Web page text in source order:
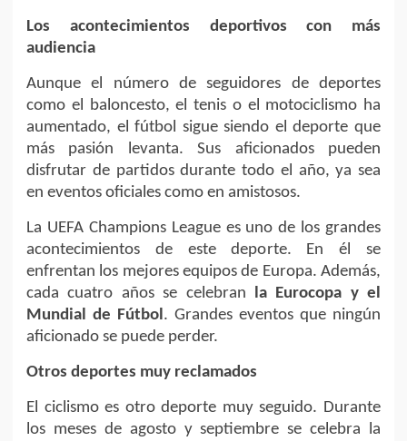
Los acontecimientos deportivos con más
audiencia
Aunque el número de seguidores de deportes
como el baloncesto, el tenis o el motociclismo ha
aumentado, el fútbol sigue siendo el deporte que
más pasión levanta. Sus aficionados pueden
disfrutar de partidos durante todo el año, ya sea
en eventos oficiales como en amistosos.
La UEFA Champions League es uno de los grandes
acontecimientos de este deporte. En él se
enfrentan los mejores equipos de Europa. Además,
cada cuatro años se celebran la Eurocopa y el
Mundial de Fútbol. Grandes eventos que ningún
aficionado se puede perder.
Otros deportes muy reclamados
El ciclismo es otro deporte muy seguido. Durante
los meses de agosto y septiembre se celebra la